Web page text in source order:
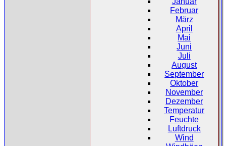
Februar
März
April
Mai
Juni
Juli
August
September
Oktober
November
Dezember
Temperatur
Feuchte
Luftdruck
Wind